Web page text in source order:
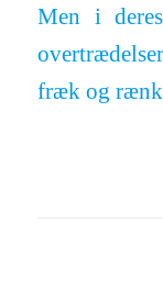
Men i
fræk og